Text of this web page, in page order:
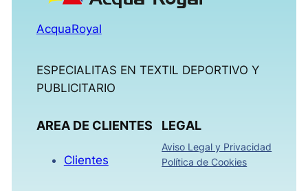
AcquaRoyal
ESPECIALITAS EN TEXTIL DEPORTIVO Y
PUBLICITARIO
AREA DE CLIENTES
Clientes
LEGAL
Aviso Legal y Privacidad
Política de Cookies